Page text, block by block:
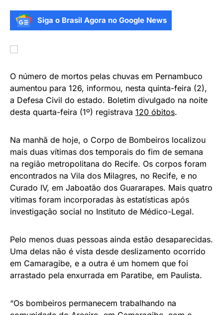
Siga o Brasil Agora no Google News
O número de mortos pelas chuvas em Pernambuco
aumentou para 126, informou, nesta quinta-feira (2),
a Defesa Civil do estado. Boletim divulgado na noite
desta quarta-feira (1º) registrava 120 óbitos.
Na manhã de hoje, o Corpo de Bombeiros localizou
mais duas vítimas dos temporais do fim de semana
na região metropolitana do Recife. Os corpos foram
encontrados na Vila dos Milagres, no Recife, e no
Curado IV, em Jaboatão dos Guararapes. Mais quatro
vítimas foram incorporadas às estatísticas após
investigação social no Instituto de Médico-Legal.
Pelo menos duas pessoas ainda estão desaparecidas.
Uma delas não é vista desde deslizamento ocorrido
em Camaragibe, e a outra é um homem que foi
arrastado pela enxurrada em Paratibe, em Paulista.
“Os bombeiros permanecem trabalhando na